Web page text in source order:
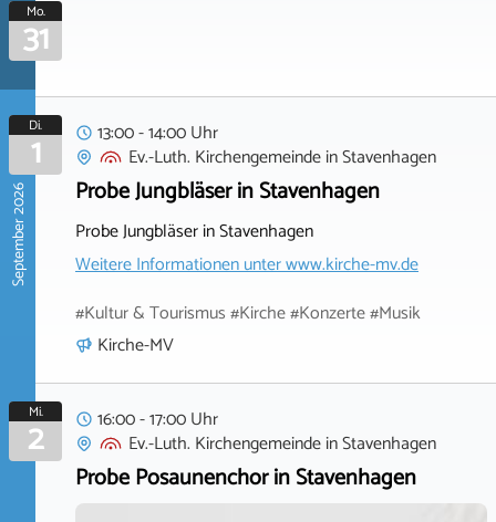
Mo.
31
September 2026
Di.
1
13:00 - 14:00 Uhr
Ev.-Luth. KirchengemeindeinStavenhagen
Probe Jungbläser in Stavenhagen
Probe Jungbläser in Stavenhagen
Weitere Informationen unterwww.kirche-mv.de
#Kultur & Tourismus #Kirche #Konzerte #Musik
Kirche-MV
Mi.
2
16:00 - 17:00 Uhr
Ev.-Luth. KirchengemeindeinStavenhagen
Probe Posaunenchor in Stavenhagen